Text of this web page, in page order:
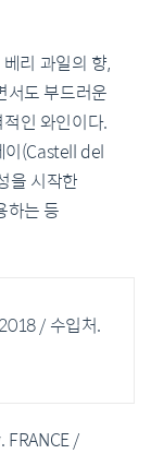
리 과일의 향,
서도 부드러운
인 와인이다.
이(Castell del
을 시작한
하는 등
/ 수입처.
/